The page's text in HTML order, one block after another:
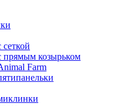
прямым козырьком
Farm